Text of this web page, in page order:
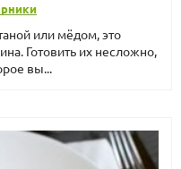
или мёдом, это
Готовить их несложно,
вы...